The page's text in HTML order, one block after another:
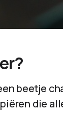
beetje
die